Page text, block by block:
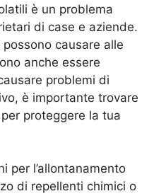
è un problema
di case e aziende.
causare alle
anche essere
problemi di
è importante trovare
proteggere la tua
per l’allontanamento
di repellenti chimici o